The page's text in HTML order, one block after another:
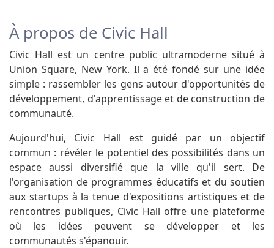
À propos de Civic Hall
Civic Hall est un centre public ultramoderne situé à
Union Square, New York. Il a été fondé sur une idée
simple : rassembler les gens autour d'opportunités de
développement, d'apprentissage et de construction de
communauté.
Aujourd'hui, Civic Hall est guidé par un objectif
commun : révéler le potentiel des possibilités dans un
espace aussi diversifié que la ville qu'il sert. De
l'organisation de programmes éducatifs et du soutien
aux startups à la tenue d'expositions artistiques et de
rencontres publiques, Civic Hall offre une plateforme
où les idées peuvent se développer et les
communautés s'épanouir.